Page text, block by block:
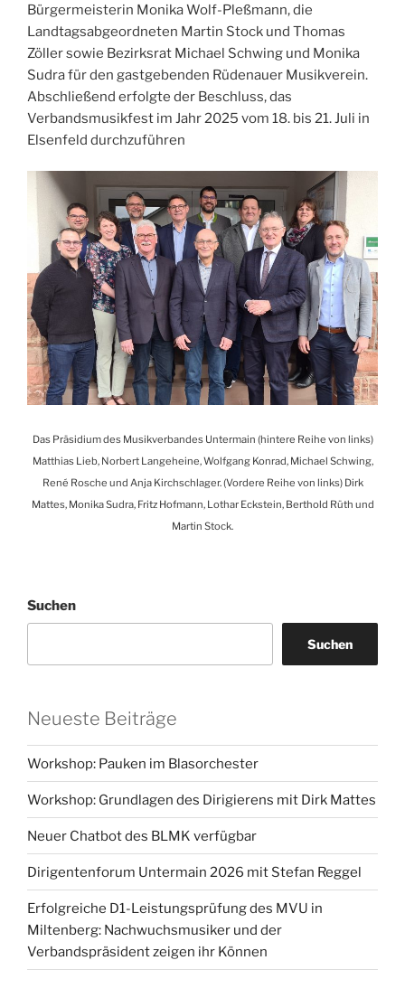
Bürgermeisterin Monika Wolf-Pleßmann, die
Landtagsabgeordneten Martin Stock und Thomas
Zöller sowie Bezirksrat Michael Schwing und Monika
Sudra für den gastgebenden Rüdenauer Musikverein.
Abschließend erfolgte der Beschluss, das
Verbandsmusikfest im Jahr 2025 vom 18. bis 21. Juli in
Elsenfeld durchzuführen
Das Präsidium des Musikverbandes Untermain (hintere Reihe von links)
Matthias Lieb, Norbert Langeheine, Wolfgang Konrad, Michael Schwing,
René Rosche und Anja Kirchschlager. (Vordere Reihe von links) Dirk
Mattes, Monika Sudra, Fritz Hofmann, Lothar Eckstein, Berthold Rüth und
Martin Stock.
Suchen
Suchen
Neueste Beiträge
Workshop: Pauken im Blasorchester
Workshop: Grundlagen des Dirigierens mit Dirk Mattes
Neuer Chatbot des BLMK verfügbar
Dirigentenforum Untermain 2026 mit Stefan Reggel
Erfolgreiche D1-Leistungsprüfung des MVU in
Miltenberg: Nachwuchsmusiker und der
Verbandspräsident zeigen ihr Können